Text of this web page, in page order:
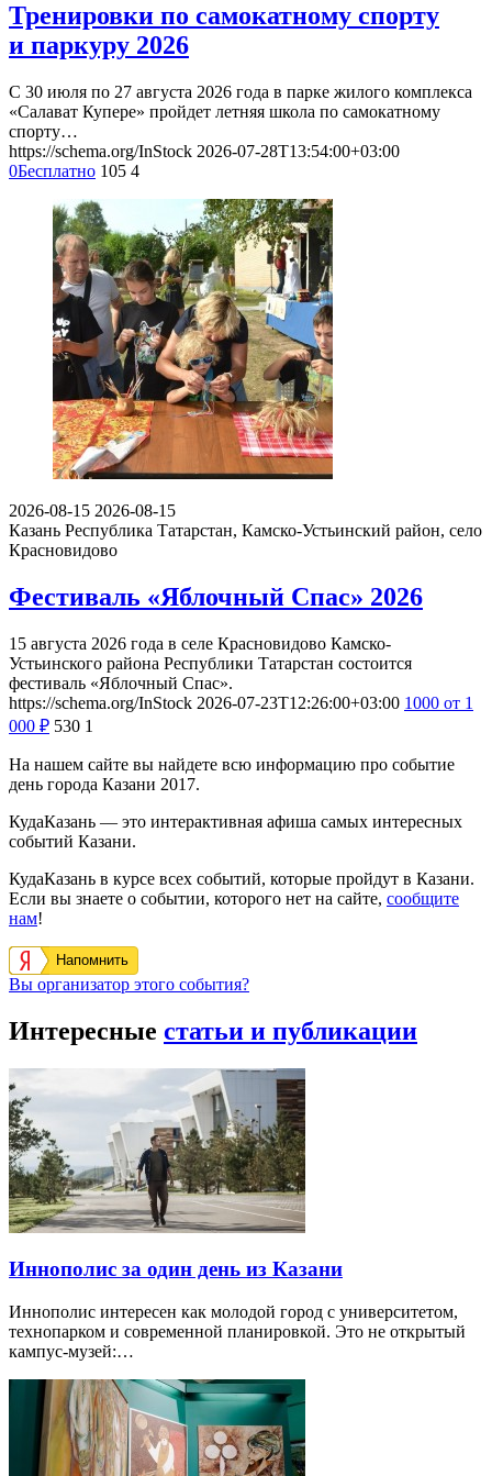
Тренировки по самокатному спорту
и паркуру 2026
С 30 июля по 27 августа 2026 года в парке жилого комплекса
«Салават Купере» пройдет летняя школа по самокатному
спорту…
https://schema.org/InStock 2026-07-28T13:54:00+03:00
0Бесплатно 105 4
2026-08-15 2026-08-15
Казань Республика Татарстан, Камско-Устьинский район, село
Красновидово
Фестиваль «Яблочный Спас» 2026
15 августа 2026 года в селе Красновидово Камско-
Устьинского района Республики Татарстан состоится
фестиваль «Яблочный Спас».
https://schema.org/InStock 2026-07-23T12:26:00+03:00 1000 от 1
000 ₽ 530 1
На нашем сайте вы найдете всю информацию про событие
день города Казани 2017.
КудаКазань — это интерактивная афиша самых интересных
событий Казани.
КудаКазань в курсе всех событий, которые пройдут в Казани.
Если вы знаете о событии, которого нет на сайте, сообщите
нам!
Напомнить
Вы организатор этого события?
Интересные статьи и публикации
Иннополис за один день из Казани
Иннополис интересен как молодой город с университетом,
технопарком и современной планировкой. Это не открытый
кампус-музей:…